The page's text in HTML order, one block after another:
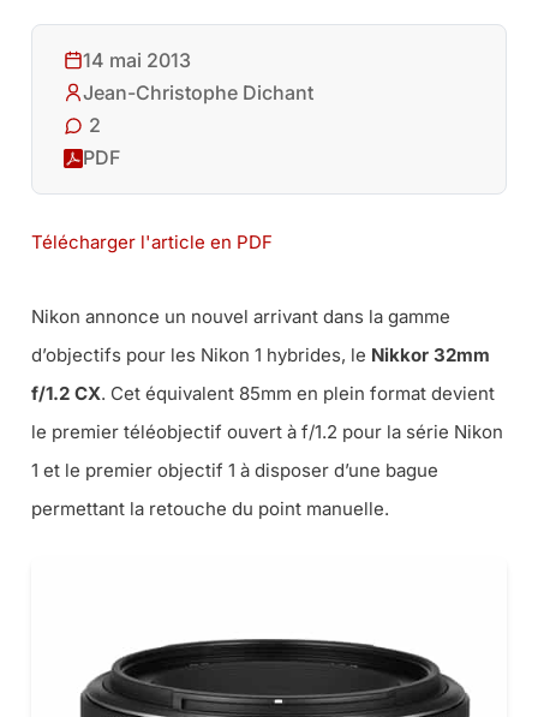
14 mai 2013
Jean-Christophe Dichant
2
PDF
Télécharger l'article en PDF
Nikon annonce un nouvel arrivant dans la gamme
d’objectifs pour les Nikon 1 hybrides, le Nikkor 32mm
f/1.2 CX. Cet équivalent 85mm en plein format devient
le premier téléobjectif ouvert à f/1.2 pour la série Nikon
1 et le premier objectif 1 à disposer d’une bague
permettant la retouche du point manuelle.